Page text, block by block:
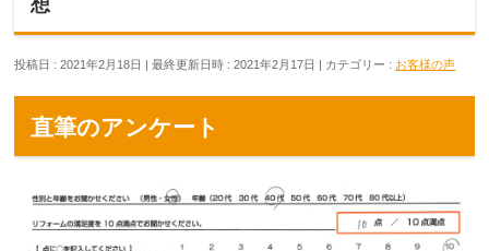
想
投稿日 : 2021年2月18日 最終更新日時 : 2021年2月17日 カテゴリー : お客様の声
直筆のアンケート